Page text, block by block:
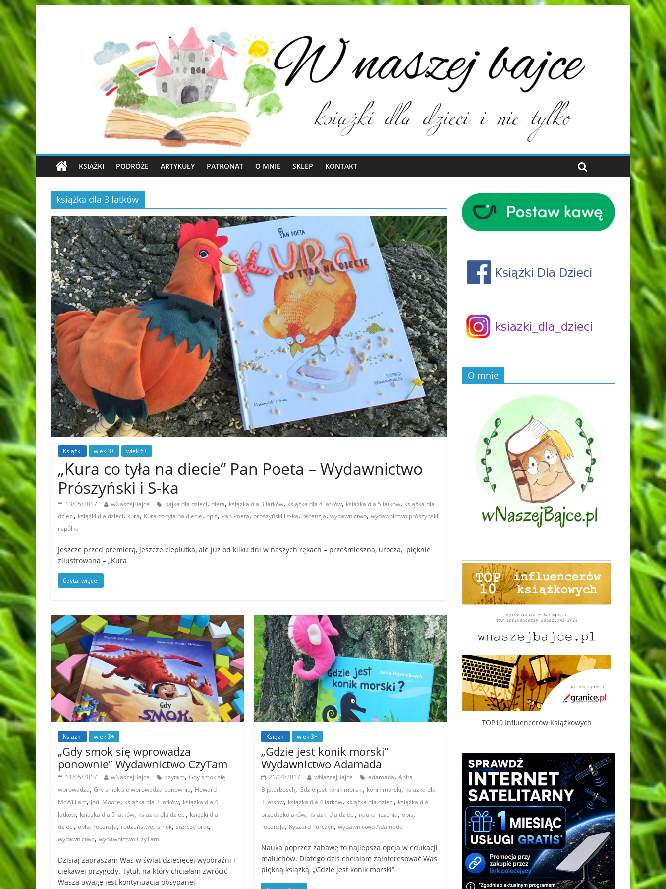
KSIĄŻKI PODRÓŻE ARTYKUŁY PATRONAT O MNIE SKLEP KONTAKT
książka dla 3 latków
Książki wiek 3+ wiek 6+
„Kura co tyła na diecie” Pan Poeta – Wydawnictwo
Prószyński i S-ka
13/05/2017 wNaszejBajce bajka dla dzieci, dieta, książka dla 3 latków, książka dla 4 latków, ksiazka dla 5 latków, książka dla
dzieci, książki dla dzieci, kura, Kura co tyła na diecie, opis, Pan Poeta, prószyński i s-ka, recenzja, wydawnictwo, wydawnictwo prószyński
i spółka
Jeszcze przed premierą, jeszcze cieplutka, ale już od kilku dni w naszych rękach – prześmieszna, urocza, pięknie
zilustrowana – „Kura
Czytaj więcej
Książki wiek 3+
„Gdy smok się wprowadza
ponownie” Wydawnictwo CzyTam
11/05/2017 wNaszejBajce czytam, Gdy smok się
wprowadza, Gry smok się wprowadza ponownie, Howard
McWilliam, Jodi Moore, książka dla 3 latków, książka dla 4
latków, ksiazka dla 5 latków, książka dla dzieci, książki dla
dzieci, opis, recenzja, rodzeństwo, smok, starszy brat,
wydawnictwo, wydawnictwo CzyTam
Dzisiaj zapraszam Was w świat dziecięcej wyobraźni i
ciekawej przygody. Tytuł, na który chciałam zwrócić
Waszą uwagę jest kontynuacją obsypanej
Książki wiek 3+
„Gdzie jest konik morski”
Wydawnictwo Adamada
21/04/2017 wNaszejBajce adamada,Anita
Bijsterbosch,Gdzie jest konik morski, konik morski, książka dla
3 latków, książka dla 4 latków, książka dla dzieci, książka dla
przedszkolaków, książki dla dzieci, nauka liczenia,opis,
recenzja, Ryszard Turczyn,wydawnictwo Adamada
Nauka poprzez zabawę to najlepsza opcja w edukacji
maluchów. Dlatego dziś chciałam zainteresować Was
piękną książką, „Gdzie jest konik morski”
O mnie
TOP10 Influencerów Książkowych